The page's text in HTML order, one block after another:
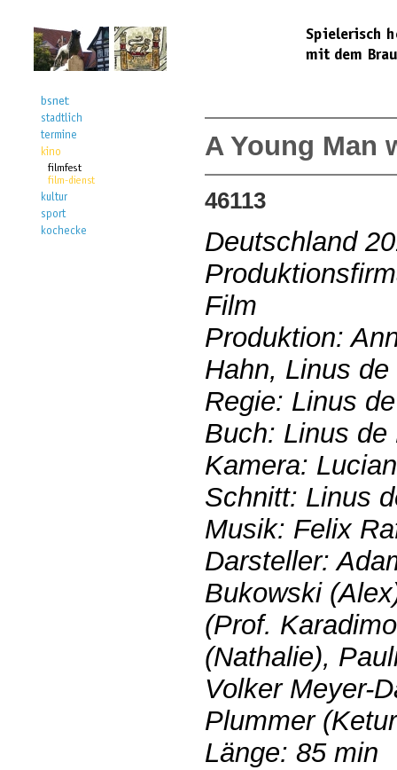
A Young Man
46113
Deutschland
Film
Produktion:
Hahn, Linus de
Regie: Linus
Buch: Linus de
Kamera:
Schnitt: Linus
Musik: Felix
Darsteller:
Bukowski
(Prof.
(Nathalie),
Volker Meyer-
Plummer
Länge: 85 min